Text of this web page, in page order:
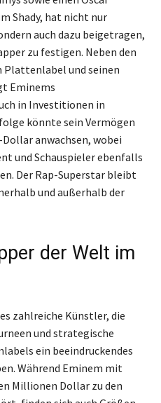
Shady, hat nicht nur
auch dazu beigetragen,
zu festigen. Neben den
Plattenlabel und seinen
Eminems
in Investitionen in
könnte sein Vermögen
anwachsen, wobei
und Schauspieler ebenfalls
Der Rap-Superstar bleibt
und außerhalb der
der Welt im
zahlreiche Künstler, die
und strategische
ein beeindruckendes
Während Eminem mit
Millionen Dollar zu den